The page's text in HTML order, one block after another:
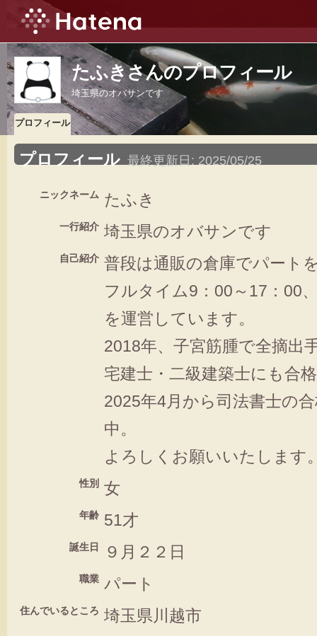
たふきさんのプロフィール
埼玉県のオバサンです
プロフィール
プロフィール 最終更新日: 2025/05/25
ニックネーム たふき
一行紹介 埼玉県のオバサンです
自己紹介 普段は通販の倉庫でパート
フルタイム9：00～17：00
を運営しています。
2018年、子宮筋腫で全摘出
宅建士・二級建築士にも合
2025年4月から司法書士の
中。
よろしくお願いいたします
性別 女
年齢 51才
誕生日 ９月２２日
職業 パート
住んでいるところ 埼玉県川越市